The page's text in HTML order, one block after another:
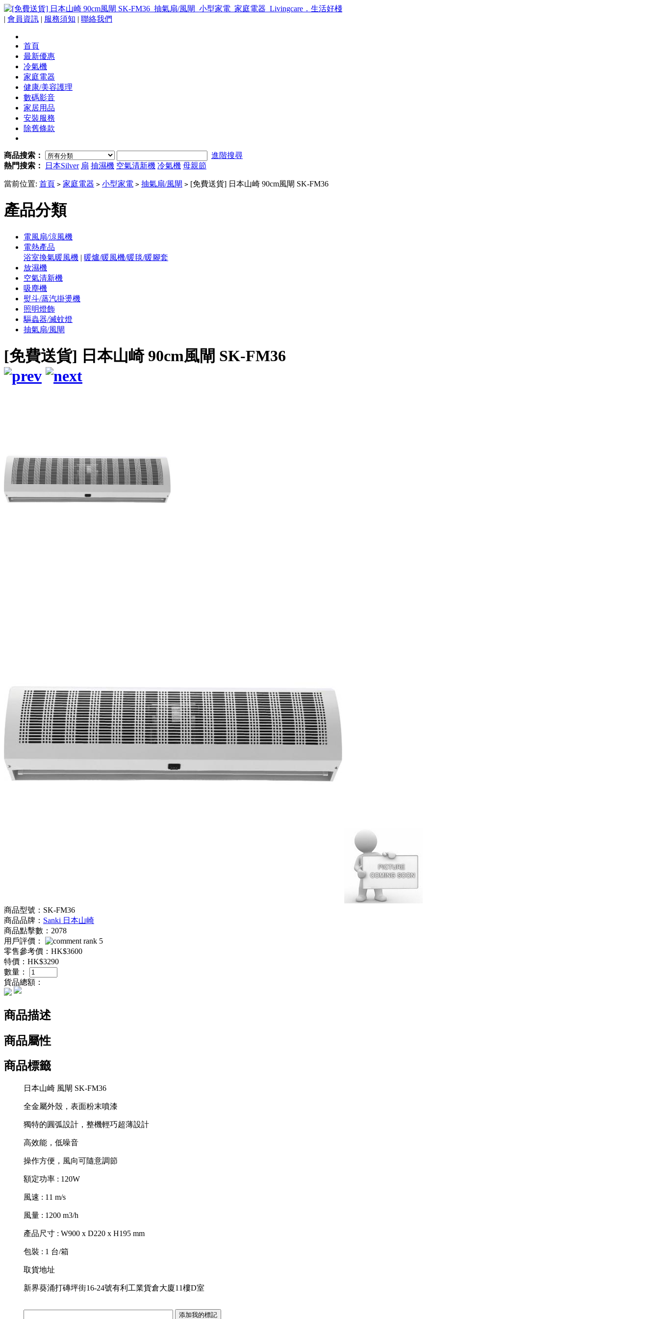
| 會員資訊 | 服務須知 | 聯絡我們
首頁
最新優惠
冷氣機
家庭電器
健康/美容護理
數碼影音
家居用品
安裝服務
除舊條款
商品搜索：
進階搜尋
熱門搜索：
日本Silver 扇 抽濕機 空氣清新機 冷氣機 母親節
當前位置: 首頁 > 家庭電器 > 小型家電 > 抽氣扇/風閘 > [免費送貨] 日本山崎 90cm風閘 SK-FM36
產品分類
電風扇/涼風機
電熱產品
浴室換氣暖風機 | 暖爐/暖風機/暖毯/暖腳套
放濕機
空氣清新機
吸塵機
熨斗/蒸汽掛燙機
照明燈飾
驅蟲器/滅蚊燈
抽氣扇/風閘
[免費送貨] 日本山崎 90cm風閘 SK-FM36
商品型號：SK-FM36
商品品牌： Sanki 日本山崎
商品點擊數：2078
用戶評價：
零售參考價： HK$3600
特價： HK$3290
數量：
貨品總額：
商品描述
商品屬性
商品標籤
日本山崎 風閘 SK-FM36
全金屬外殼，表面粉末噴漆
獨特的圓弧設計，整機輕巧超薄設計
高效能，低噪音
操作方便，風向可隨意調節
額定功率 : 120W
風速 : 11 m/s
風量 : 1200 m3/h
產品尺寸 : W900 x D220 x H195 mm
包裝 : 1 台/箱
取貨地址
新界葵涌打磚坪街16-24號有利工業貨倉大廈11樓D室